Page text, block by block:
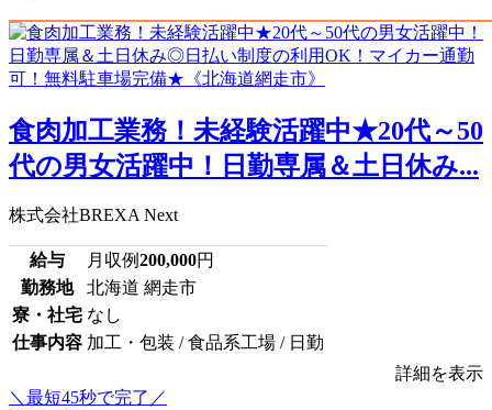
食肉加工業務！未経験活躍中★20代～50
代の男女活躍中！日勤専属＆土日休み...
株式会社BREXA Next
給与 月収例200,000円
勤務地
北海道 網走市
寮・社宅 なし
仕事内容 加工・包装 / 食品系工場 / 日勤
詳細を表示
＼最短45秒で完了／